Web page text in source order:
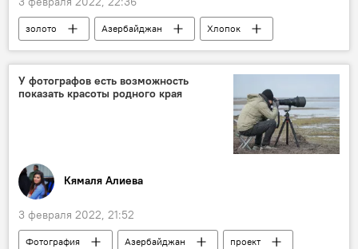
золото Азербайджан
Хлопок
хлопок
овощи
Ненефтяной экспорт
экспорт
заработок
Доход
поступления
У фотографов есть возможность
показать красоты родного края
Кямаля Алиева
3 февраля 2022, 21:52
Фотография Азербайджан
проект